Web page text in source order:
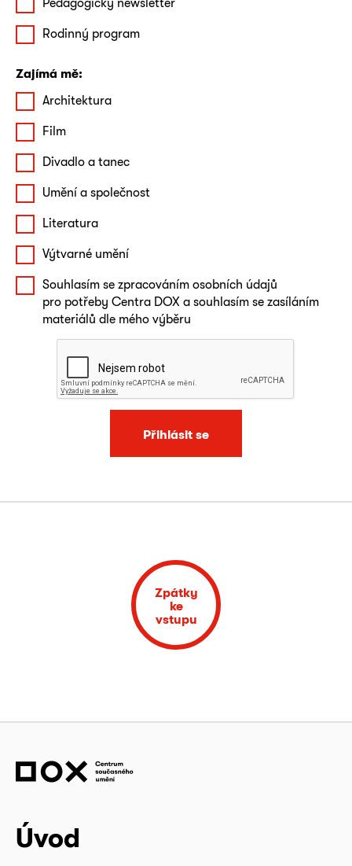
Pedagogický newsletter
Rodinný program
Zajímá mě:
Architektura
Film
Divadlo a tanec
Umění a společnost
Literatura
Výtvarné umění
Souhlasím se zpracováním osobních údajů
pro potřeby Centra DOX a souhlasím se zasíláním
materiálů dle mého výběru
Přihlásit se
Zpátky
ke
vstupu
Úvod